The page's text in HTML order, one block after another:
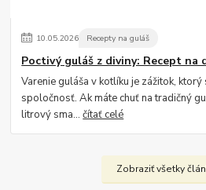
10.05.2026 Recepty na guláš
Poctivý guláš z diviny: Recept
Varenie guláša v kotlíku je zážitok,
spoločnosť. Ak máte chuť na tradičný
litrový sma...čítať celé
Zobraziť všetky